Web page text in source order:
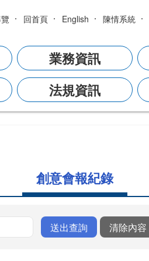
回首頁 English 陳情系統
業務資訊
法規資訊
創意會報紀錄